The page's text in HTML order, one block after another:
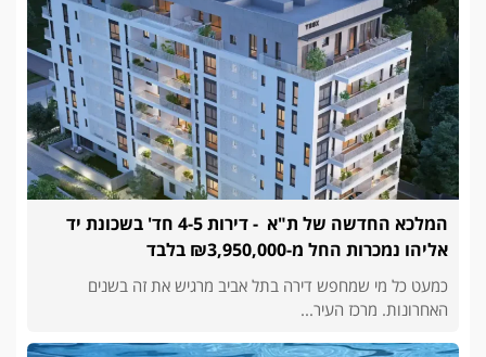
המלכא החדשה של ת"א - דירות 4-5 חד' בשכונת יד
אליהו נמכרות החל מ-₪3,950,000 בלבד
כמעט כל מי שמחפש דירה בתל אביב מרגיש את זה בשנים
האחרונות. מרכז העיר...